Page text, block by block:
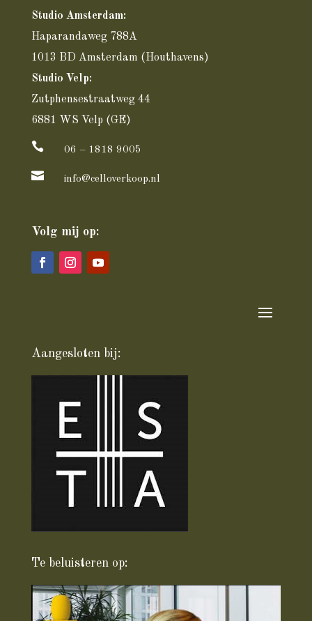
Studio Amsterdam:
Haparandaweg 788A
1013 BD Amsterdam (Houthavens)
Studio Velp:
Zutphensestraatweg 44
6881 WS Velp (GE)
 06 – 1818 9005
 info@celloverkoop.nl
Volg mij op:
Aangesloten bij:
Te beluisteren op: